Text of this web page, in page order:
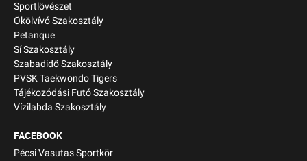
Sportlövészet
Ökölvívó Szakosztály
Petanque
Sí Szakosztály
Szabadidő Szakosztály
PVSK Taekwondo Tigers
Tájékozódási Futó Szakosztály
Vízilabda Szakosztály
FACEBOOK
Pécsi Vasutas Sportkör